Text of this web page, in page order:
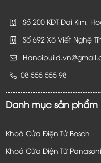
Số 200 KĐT Đại Kim,
Số 692 Xô Viết Nghệ
08 555 555 98
Danh mục sản phẩm
Khoá Cửa Điện Tử Bosch
Khoá Cửa Điện Tử